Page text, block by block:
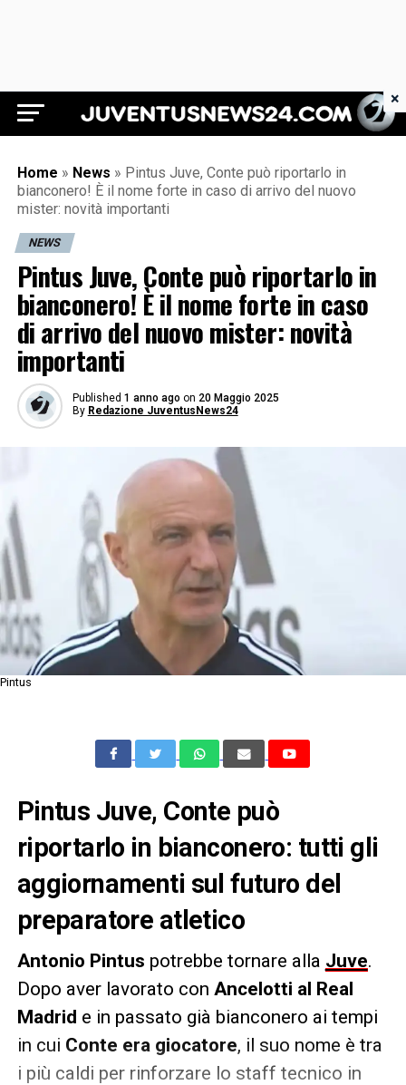
Juventus News 24
Home » News » Pintus Juve, Conte può riportarlo in
bianconero! È il nome forte in caso di arrivo del nuovo
mister: novità importanti
NEWS
Pintus Juve, Conte può riportarlo in
bianconero! È il nome forte in caso
di arrivo del nuovo mister: novità
importanti
Published 1 anno ago on 20 Maggio 2025
By Redazione JuventusNews24
Pintus
Pintus Juve, Conte può
riportarlo in bianconero: tutti gli
aggiornamenti sul futuro del
preparatore atletico
Antonio Pintus potrebbe tornare alla Juve.
Dopo aver lavorato con Ancelotti al Real
Madrid e in passato già bianconero ai tempi
in cui Conte era giocatore, il suo nome è tra
i più caldi per rinforzare lo staff tecnico in
×